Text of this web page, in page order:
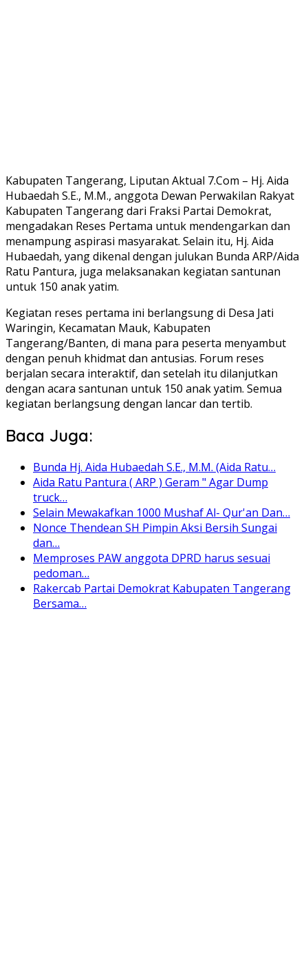
Kabupaten Tangerang, Liputan Aktual 7.Com – Hj. Aida
Hubaedah S.E., M.M., anggota Dewan Perwakilan Rakyat
Kabupaten Tangerang dari Fraksi Partai Demokrat,
mengadakan Reses Pertama untuk mendengarkan dan
menampung aspirasi masyarakat. Selain itu, Hj. Aida
Hubaedah, yang dikenal dengan julukan Bunda ARP/Aida
Ratu Pantura, juga melaksanakan kegiatan santunan
untuk 150 anak yatim.
Kegiatan reses pertama ini berlangsung di Desa Jati
Waringin, Kecamatan Mauk, Kabupaten
Tangerang/Banten, di mana para peserta menyambut
dengan penuh khidmat dan antusias. Forum reses
berjalan secara interaktif, dan setelah itu dilanjutkan
dengan acara santunan untuk 150 anak yatim. Semua
kegiatan berlangsung dengan lancar dan tertib.
Baca Juga:
Bunda Hj. Aida Hubaedah S.E., M.M. (Aida Ratu…
Aida Ratu Pantura ( ARP ) Geram " Agar Dump
truck…
Selain Mewakafkan 1000 Mushaf Al- Qur'an Dan…
Nonce Thendean SH Pimpin Aksi Bersih Sungai
dan…
Memproses PAW anggota DPRD harus sesuai
pedoman…
Rakercab Partai Demokrat Kabupaten Tangerang
Bersama…